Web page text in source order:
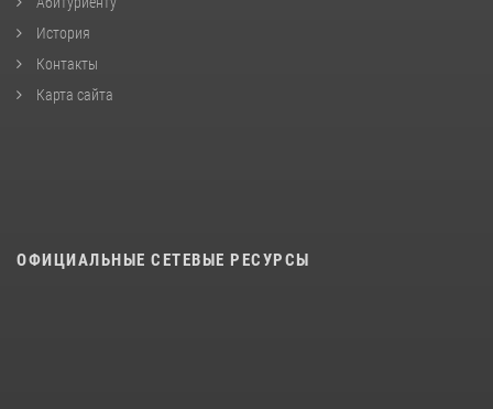
История
Контакты
Карта сайта
ОФИЦИАЛЬНЫЕ СЕТЕВЫЕ РЕСУРСЫ